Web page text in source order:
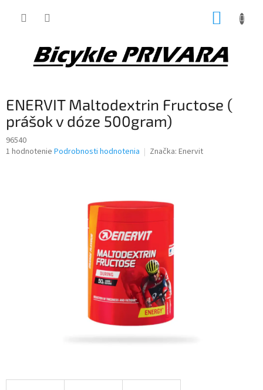
ENERVIT Maltodextrin Fructose (
prášok v dóze 500gram)
96540
Priemerné
1 hodnotenie Podrobnosti hodnotenia Značka: Enervit